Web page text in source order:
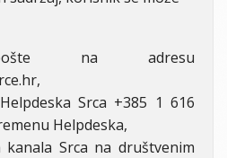
na adresu
Srca +385 1 616
Helpdeska,
Srca na društvenim